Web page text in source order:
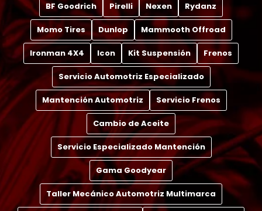
BF Goodrich Pirelli Nexen Rydanz
Momo Tires Dunlop Mammooth Offroad
Ironman 4X4 Icon Kit Suspensión Frenos
Servicio Automotriz Especializado
Mantención Automotriz Servicio Frenos
Cambio de Aceite
Servicio Especializado Mantención
Gama Goodyear
Taller Mecánico Automotriz Multimarca